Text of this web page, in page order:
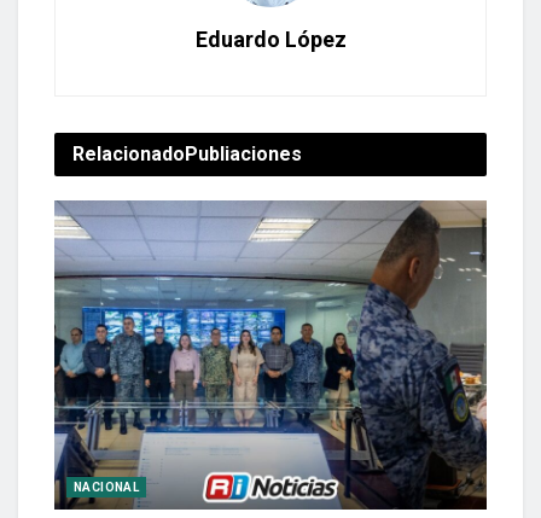
Eduardo López
RelacionadoPubliaciones
NACIONAL